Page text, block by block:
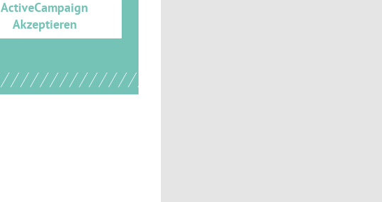
ActiveCampaign
Akzeptieren